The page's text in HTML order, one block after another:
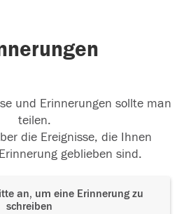
und Erinnerungen sollte man
teilen.
die Ereignisse, die Ihnen
geblieben sind.
an, um eine Erinnerung zu
schreiben